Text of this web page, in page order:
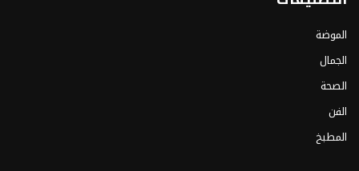
الموضة
الجمال
الصحة
الفن
المطبخ